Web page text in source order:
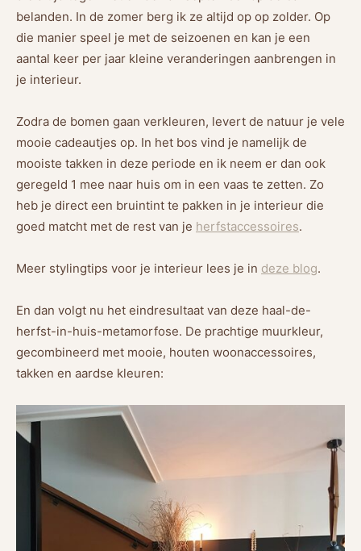
belanden. In de zomer berg ik ze altijd op op zolder. Op
die manier speel je met de seizoenen en kan je een
aantal keer per jaar kleine veranderingen aanbrengen in
je interieur.
Zodra de bomen gaan verkleuren, levert de natuur je vele
mooie cadeautjes op. In het bos vind je namelijk de
mooiste takken in deze periode en ik neem er dan ook
geregeld 1 mee naar huis om in een vaas te zetten. Zo
heb je direct een bruintint te pakken in je interieur die
goed matcht met de rest van je herfstaccessoires.
Meer stylingtips voor je interieur lees je in deze blog.
En dan volgt nu het eindresultaat van deze haal-de-
herfst-in-huis-metamorfose. De prachtige muurkleur,
gecombineerd met mooie, houten woonaccessoires,
takken en aardse kleuren: